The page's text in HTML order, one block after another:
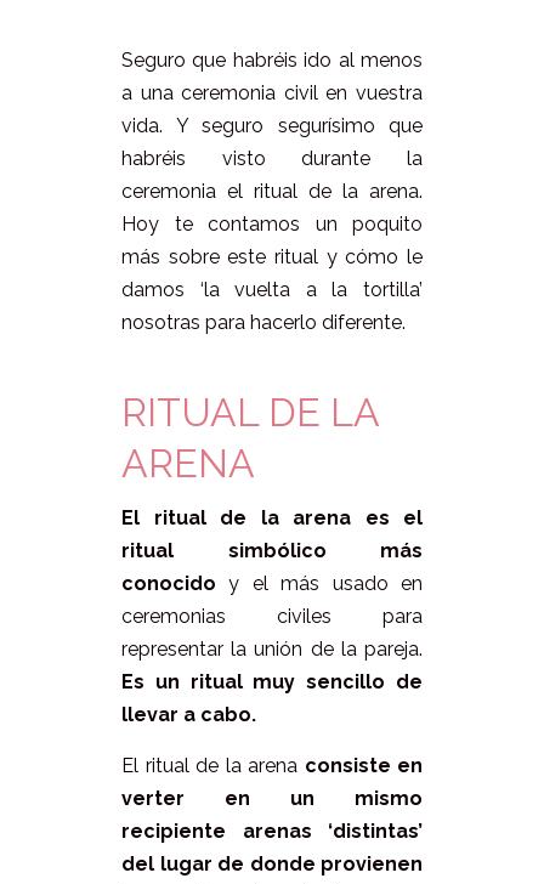
Seguro que habréis ido al menos
a una ceremonia civil en vuestra
vida. Y seguro segurísimo que
habréis visto durante la
ceremonia el ritual de la arena.
Hoy te contamos un poquito
más sobre este ritual y cómo le
damos ‘la vuelta a la tortilla’
nosotras para hacerlo diferente.
RITUAL DE LA
ARENA
El ritual de la arena es el
ritual simbólico más
conocido y el más usado en
ceremonias civiles para
representar la unión de la pareja.
Es un ritual muy sencillo de
llevar a cabo.
El ritual de la arena consiste en
verter en un mismo
recipiente arenas ‘distintas’
del lugar de donde provienen